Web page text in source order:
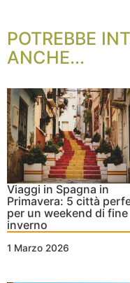
POTREBBE
ANCHE...
Viaggi in Spagna in
Primavera: 5 città
per un weekend di fine
inverno
1 Marzo 2026